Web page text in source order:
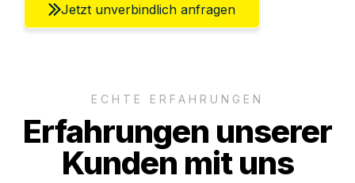
Jetzt unverbindlich anfragen
ECHTE ERFAHRUNGEN
Erfahrungen unserer
Kunden mit uns